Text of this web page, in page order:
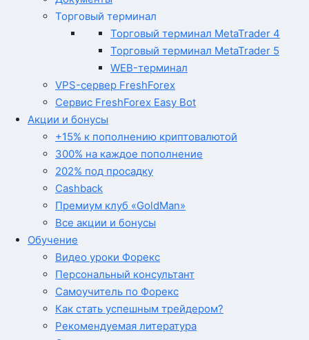
Торговый терминал
Торговый терминал MetaTrader 4
Торговый терминал MetaTrader 5
WEB-терминал
VPS-сервер FreshForex
Сервис FreshForex Easy Bot
Акции и бонусы
+15% к пополнению криптовалютой
300% на каждое пополнение
202% под просадку
Cashback
Премиум клуб «GoldMan»
Все акции и бонусы
Обучение
Видео уроки Форекс
Персональный консультант
Самоучитель по Форекс
Как стать успешным трейдером?
Рекомендуемая литература